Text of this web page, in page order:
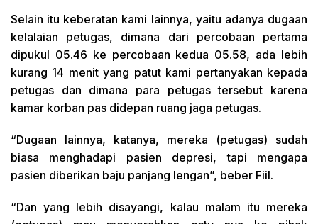
Selain itu keberatan kami lainnya, yaitu adanya dugaan
kelalaian petugas, dimana dari percobaan pertama
dipukul 05.46 ke percobaan kedua 05.58, ada lebih
kurang 14 menit yang patut kami pertanyakan kepada
petugas dan dimana para petugas tersebut karena
kamar korban pas didepan ruang jaga petugas.
“Dugaan lainnya, katanya, mereka (petugas) sudah
biasa menghadapi pasien depresi, tapi mengapa
pasien diberikan baju panjang lengan”, beber Fiil.
“Dan yang lebih disayangi, kalau malam itu mereka